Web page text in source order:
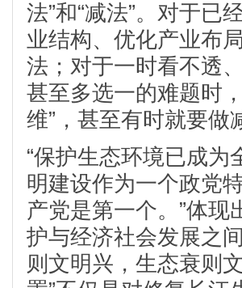
法”和“减法”。对于已
业结构、优化产业布
法；对于一时看不透
甚至多选一的难题时
维”，甚至有时就要做
“保护生态环境已成
明建设作为一个政党
产党是第一个。”体
护与经济社会发展之
则文明兴，生态衰则